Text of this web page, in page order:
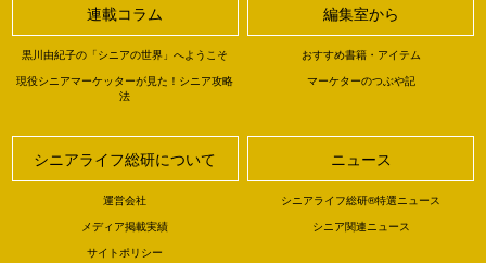
連載コラム
黒川由紀子の「シニアの世界」へようこそ
現役シニアマーケッターが見た！シニア攻略
法
編集室から
おすすめ書籍・アイテム
マーケターのつぶや記
シニアライフ総研について
運営会社
メディア掲載実績
サイトポリシー
ニュース
シニアライフ総研®特選ニュース
シニア関連ニュース